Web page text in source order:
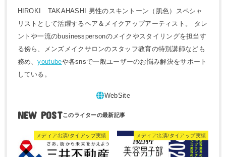
HIROKI TAKAHASHI 男性のスキントーン（肌色）スペシャ
リストとして活躍するヘア＆メイクアップアーティスト。 タレ
ントや一流のbusinesspersonのメイクやスタイリングを担当す
る傍ら、メンズメイクサロンのスタッフ教育の特別講師なども
務め、youtubeや各snsで一般ユーザーのお悩み解決をサポート
している。
NEW POST
メディア出演/タイアップ実績 メディア出演/タイアップ実績